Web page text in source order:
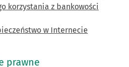
korzystania z bankowości
w Internecie
prawne